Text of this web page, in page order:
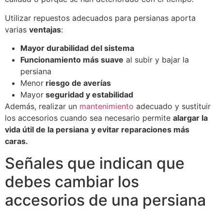
Utilizar repuestos adecuados para persianas aporta
varias ventajas:
Mayor durabilidad del sistema
Funcionamiento más suave al subir y bajar la
persiana
Menor riesgo de averías
Mayor seguridad y estabilidad
Además, realizar un mantenimiento adecuado y sustituir
los accesorios cuando sea necesario permite alargar la
vida útil de la persiana y evitar reparaciones más
caras.
Señales que indican que
debes cambiar los
accesorios de una persiana